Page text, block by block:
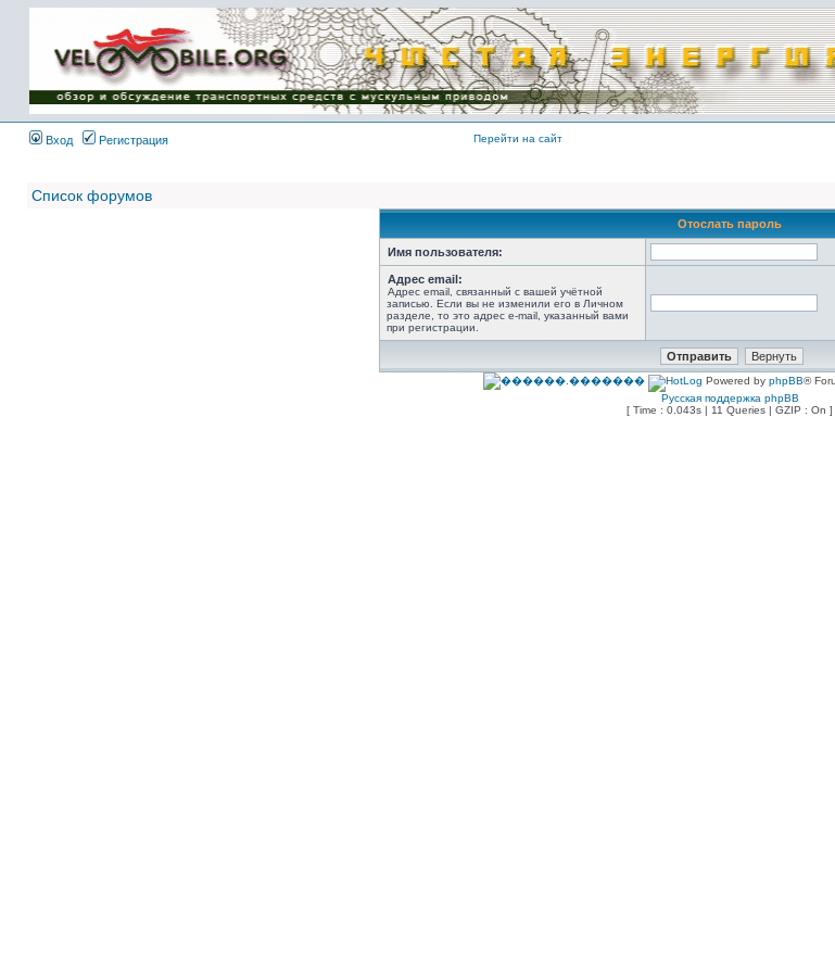
Имя пользователя:
Пароль:
{ LOG_ME_IN_SHORT
}
Вход Регистрация Перейти на сайт
Список форумов
Отослать пароль
Имя пользователя:
Адрес email:
Адрес email, связанный с вашей учётной
записью. Если вы не изменили его в Личном
разделе, то это адрес e-mail, указанный вами
при регистрации.
Powered by phpBB®
Русская поддержка phpBB
[ Time : 0.043s | 11 Queries | GZIP : On ]